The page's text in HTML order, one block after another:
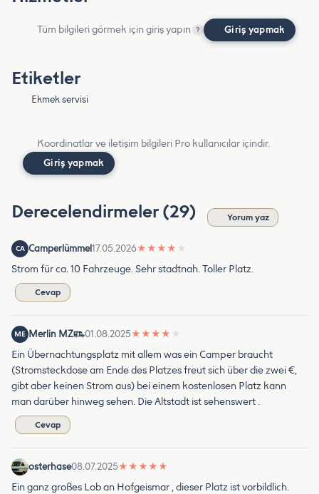
Tüm bilgileri görmek için giriş yapın ? Giriş yapmak
Etiketler
Ekmek servisi
Koordinatlar ve iletişim bilgileri Pro kullanıcılar içindir.
Giriş yapmak
Derecelendirmeler (29) Yorum yaz
CA Camperlümmel17.05.2026★ ★ ★ ★ ★
Strom für ca. 10 Fahrzeuge. Sehr stadtnah. Toller Platz.
Cevap
ME Merlin MZ 01.08.2025★ ★ ★ ★ ★
Ein Übernachtungsplatz mit allem was ein Camper braucht
(Stromsteckdose am Ende des Platzes freut sich über die zwei €,
gibt aber keinen Strom aus) bei einem kostenlosen Platz kann
man darüber hinweg sehen. Die Altstadt ist sehenswert .
Cevap
osterhase08.07.2025★ ★ ★ ★ ★
Ein ganz großes Lob an Hofgeismar , dieser Platz ist vorbildlich.